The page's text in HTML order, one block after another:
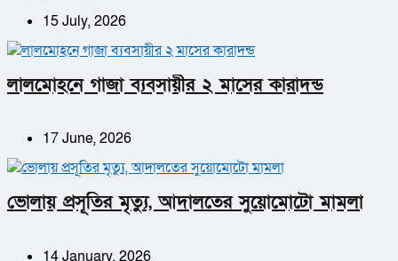
15 July, 2026
লালমোহনে গাজা ব্যবসায়ীর ২ মাসের কারাদন্ড
17 June, 2026
ভোলায় প্রসূতির মৃত্যু, আদালতের সুয়োমোটো মামলা
14 January, 2026